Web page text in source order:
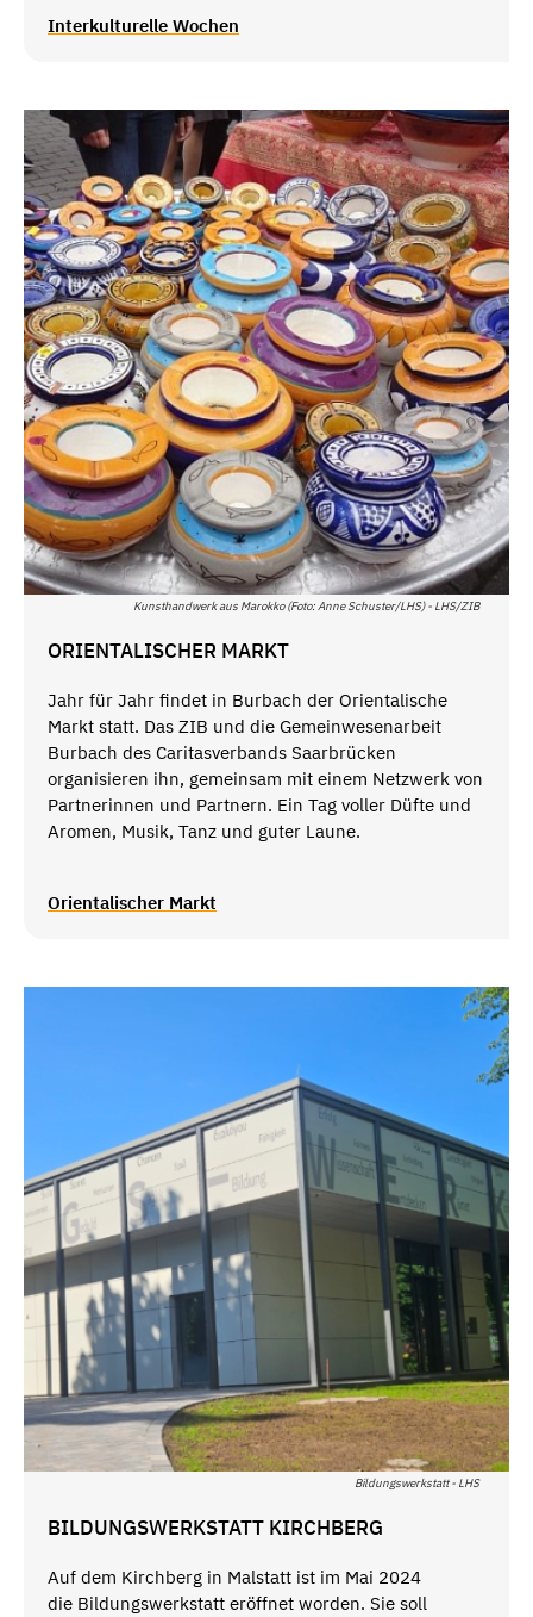
Interkulturelle Wochen
Kunsthandwerk aus Marokko (Foto: Anne Schuster/LHS) - LHS/ZIB
ORIENTALISCHER MARKT
Jahr für Jahr findet in Burbach der Orientalische
Markt statt. Das ZIB und die Gemeinwesenarbeit
Burbach des Caritasverbands Saarbrücken
organisieren ihn, gemeinsam mit einem Netzwerk von
Partnerinnen und Partnern. Ein Tag voller Düfte und
Aromen, Musik, Tanz und guter Laune.
Orientalischer Markt
Bildungswerkstatt - LHS
BILDUNGSWERKSTATT KIRCHBERG
Auf dem Kirchberg in Malstatt ist im Mai 2024
die Bildungswerkstatt eröffnet worden. Sie soll